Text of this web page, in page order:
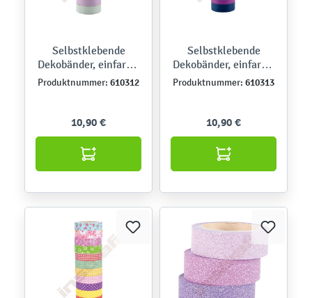
Selbstklebende
Dekobänder, einfarbig
- pastell
Produktnummer: 610312
10,90 €
Selbstklebende
Dekobänder, einfarbig
- kräftige Farbtöne
Produktnummer: 610313
10,90 €